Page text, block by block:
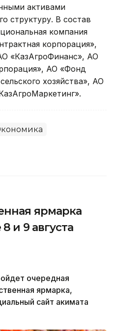
активами
структуру. В состав
компания
корпорация»,
«КазАгроФинанс», АО
АО «Фонд
хозяйства», АО
ярмарка
и 9 августа
очередная
ярмарка,
сайт акимата